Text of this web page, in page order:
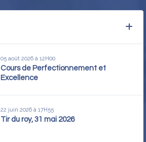
05 août 2026 à 12H00
Cours de Perfectionnement et
Excellence
22 juin 2026 à 17H55
Tir du roy, 31 mai 2026